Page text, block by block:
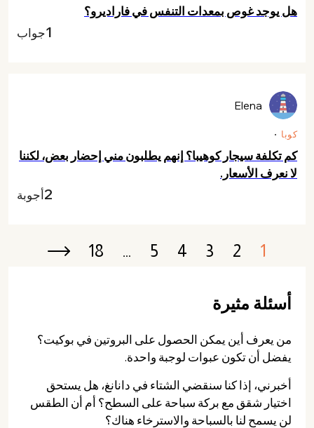
هل يوجد غوص بمعدات التنفس في فاراديرو؟
1جواب
كوبا
كم تكلفة سيجار كوهيبا؟ إنهم يطلبون مني إحضار بعض، لكننا
لا نعرف الأسعار.
Elena
2أجوبة
1
2
3
4
5
…
18
أسئلة مثيرة
من يعرف أين يمكن الحصول على البروتين في بوكيت؟
يفضل أن تكون عبوات لوجبة واحدة.
أخبرني، إذا كنا سنقضي الشتاء في دانانغ، هل يستحق
اختيار شقق مع بركة سباحة على السطح؟ أم أن الطقس
لن يسمح لنا بالسباحة والاسترخاء هناك؟